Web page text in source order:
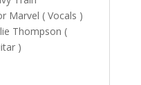
Marvel ( Vocals )
Thompson (
)